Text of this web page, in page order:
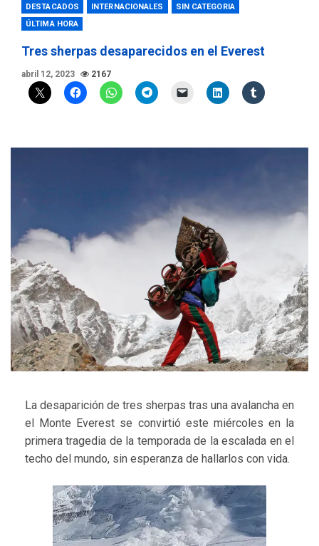
DESTACADOS INTERNACIONALES
SIN CATEGORIA
ÚLTIMA HORA
Tres sherpas desaparecidos en el Everest
abril 12, 2023 2167
La desaparición de tres sherpas tras una avalancha en
el Monte Everest se convirtió este miércoles en la
primera tragedia de la temporada de la escalada en el
techo del mundo, sin esperanza de hallarlos con vida.